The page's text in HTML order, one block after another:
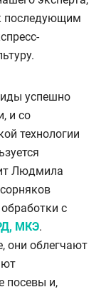
последующим
успешно
и со
технологии
Людмила
с
МКЭ.
они облегчают
посевы и,